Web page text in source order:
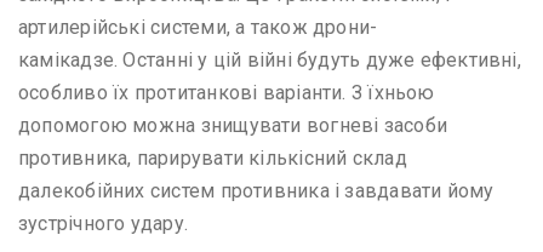
артилерійські системи, а також дрони-
камікадзе. Останні у цій війні будуть дуже ефективні,
особливо їх протитанкові варіанти. З їхньою
допомогою можна знищувати вогневі засоби
противника, парирувати кількісний склад
далекобійних систем противника і завдавати йому
зустрічного удару.